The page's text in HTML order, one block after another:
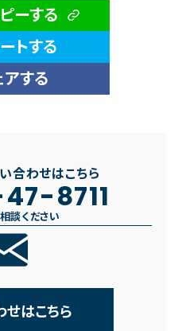
ーする
トする
アする
合わせはこちら
8711
談ください
はこちら